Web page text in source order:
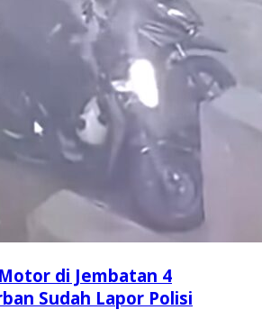
di Jembatan 4
Sudah Lapor Polisi